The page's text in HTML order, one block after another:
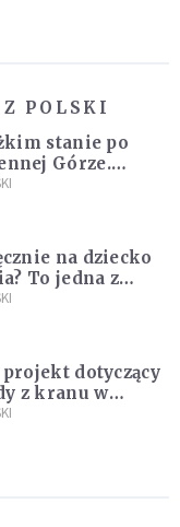
POLSKI
stanie po
Górze.
dwóch
na dziecko
To jedna z
"Rozwój
projekt dotyczący
z kranu w